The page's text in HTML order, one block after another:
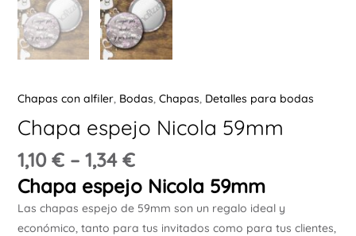
Chapas con alfiler, Bodas, Chapas, Detalles para bodas
Chapa espejo Nicola 59mm
1,10 €– 1,34 €
Chapa espejo Nicola 59mm
Las chapas espejo de 59mm son un regalo ideal y
económico, tanto para tus invitados como para tus clientes,